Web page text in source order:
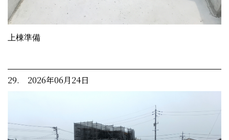
上棟準備
29. 2026年06月24日